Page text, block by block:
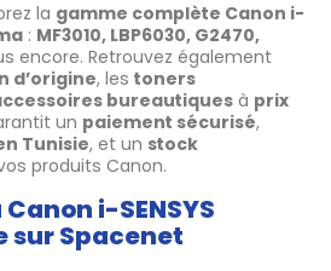
la gamme complète Canon i-
: MF3010, LBP6030, G2470,
encore. Retrouvez également
d’origine, les toners
bureautiquesà prix
un paiement sécurisé,
Tunisie, et un stock
produits Canon.
i-SENSYS
sur Spacenet